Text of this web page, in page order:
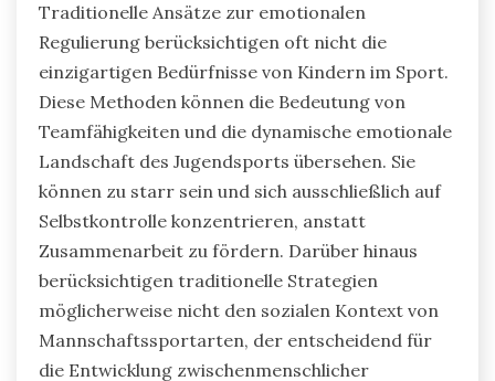
Traditionelle Ansätze zur emotionalen
Regulierung berücksichtigen oft nicht die
einzigartigen Bedürfnisse von Kindern im Sport.
Diese Methoden können die Bedeutung von
Teamfähigkeiten und die dynamische emotionale
Landschaft des Jugendsports übersehen. Sie
können zu starr sein und sich ausschließlich auf
Selbstkontrolle konzentrieren, anstatt
Zusammenarbeit zu fördern. Darüber hinaus
berücksichtigen traditionelle Strategien
möglicherweise nicht den sozialen Kontext von
Mannschaftssportarten, der entscheidend für
die Entwicklung zwischenmenschlicher